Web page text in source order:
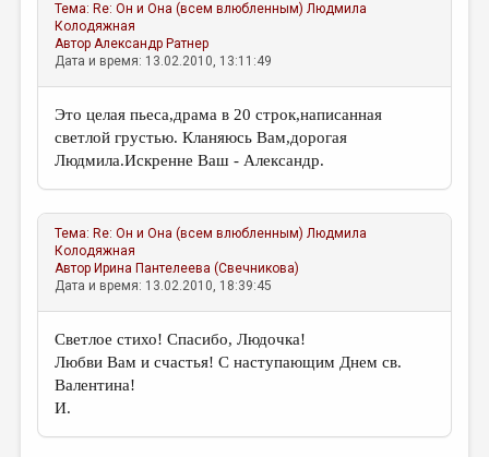
Тема: Re: Он и Она (всем влюбленным) Людмила
Колодяжная
АвторАлександр Ратнер
Дата и время: 13.02.2010, 13:11:49
Это целая пьеса,драма в 20 строк,написанная
светлой грустью. Кланяюсь Вам,дорогая
Людмила.Искренне Ваш - Александр.
Тема: Re: Он и Она (всем влюбленным) Людмила
Колодяжная
Автор Ирина Пантелеева (Свечникова)
Дата и время: 13.02.2010, 18:39:45
Светлое стихо! Спасибо, Людочка!
Любви Вам и счастья! С наступающим Днем св.
Валентина!
И.